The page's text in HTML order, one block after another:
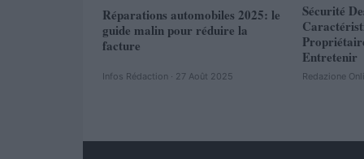
Réparations automobiles 2025: le
guide malin pour réduire la
facture
Infos Rédaction · 27 Août 2025
Sécurité
Entretenir
Redazione